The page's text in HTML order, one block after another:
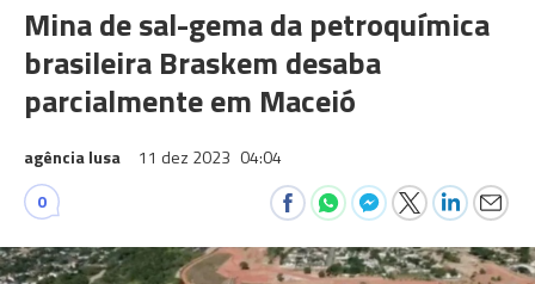
Mina de sal-gema da petroquímica
brasileira Braskem desaba
parcialmente em Maceió
agência lusa 11 dez 2023 04:04
0